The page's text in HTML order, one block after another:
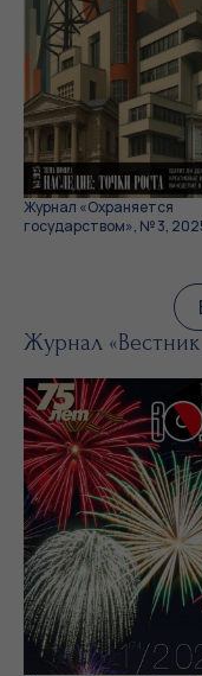
Журнал «Охраняется
государством», № 3,
Журнал «Вестник